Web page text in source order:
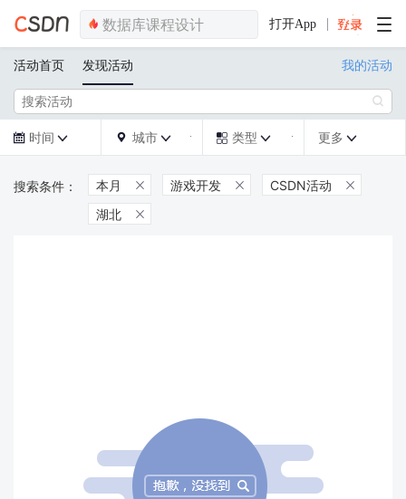
打开App
活动首页 发现活动 我的活动

 时间   城市   类型  更多 
本月  游戏开发  CSDN活动 
湖北 